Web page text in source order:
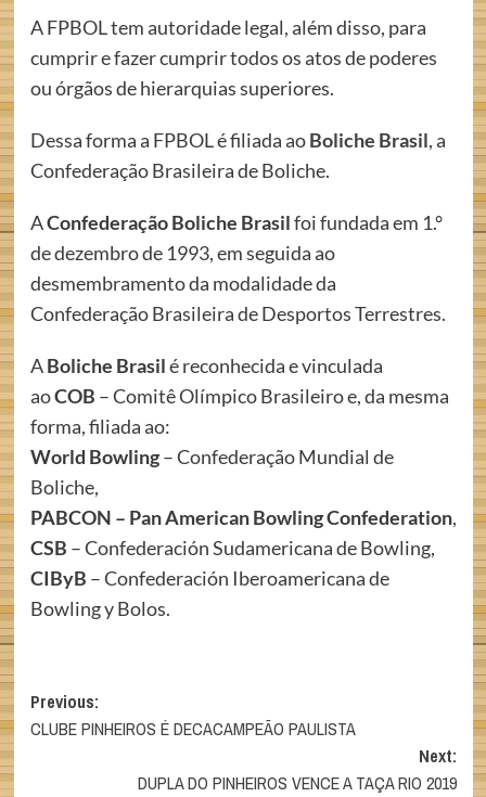
A FPBOL tem autoridade legal, além disso, para
cumprir e fazer cumprir todos os atos de poderes
ou órgãos de hierarquias superiores.
Dessa forma a FPBOL é filiada aoBoliche Brasil, a
Confederação Brasileira de Boliche.
AConfederação Boliche Brasilfoi fundada em 1.°
de dezembro de 1993, em seguida ao
desmembramento da modalidade da
Confederação Brasileira de Desportos Terrestres.
ABoliche Brasilé reconhecida e vinculada
aoCOB – Comitê Olímpico Brasileiro e, da mesma
forma, filiada ao:
World Bowling– Confederação Mundial de
Boliche,
PABCON – Pan American Bowling Confederation,
CSB – Confederación Sudamericana de Bowling,
CIByB – Confederación Iberoamericana de
Bowling y Bolos.
Post
navigation
Previous:
CLUBE PINHEIROS É DECACAMPEÃO PAULISTA
Next:
DUPLA DO PINHEIROS VENCE A TAÇA RIO 2019